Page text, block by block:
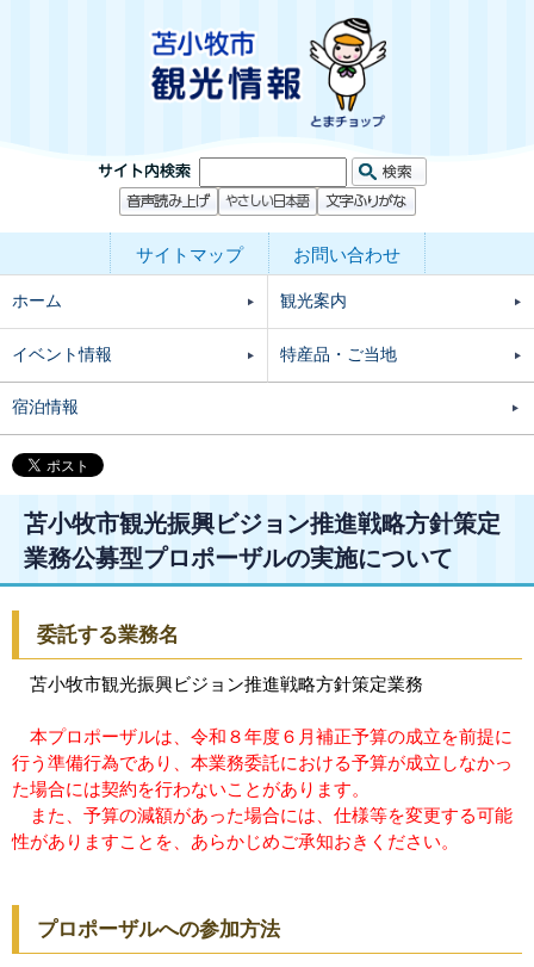
サイトマップ お問い合わせ
ホーム 観光案内
イベント情報 特産品・ご当地
宿泊情報
苫小牧市観光振興ビジョン推進戦略方針策定
業務公募型プロポーザルの実施について
委託する業務名
苫小牧市観光振興ビジョン推進戦略方針策定業務
本プロポーザルは、令和８年度６月補正予算の成立を前提に
行う準備行為であり、本業務委託における予算が成立しなかっ
た場合には契約を行わないことがあります。
また、予算の減額があった場合には、仕様等を変更する可能
性がありますことを、あらかじめご承知おきください。
プロポーザルへの参加方法